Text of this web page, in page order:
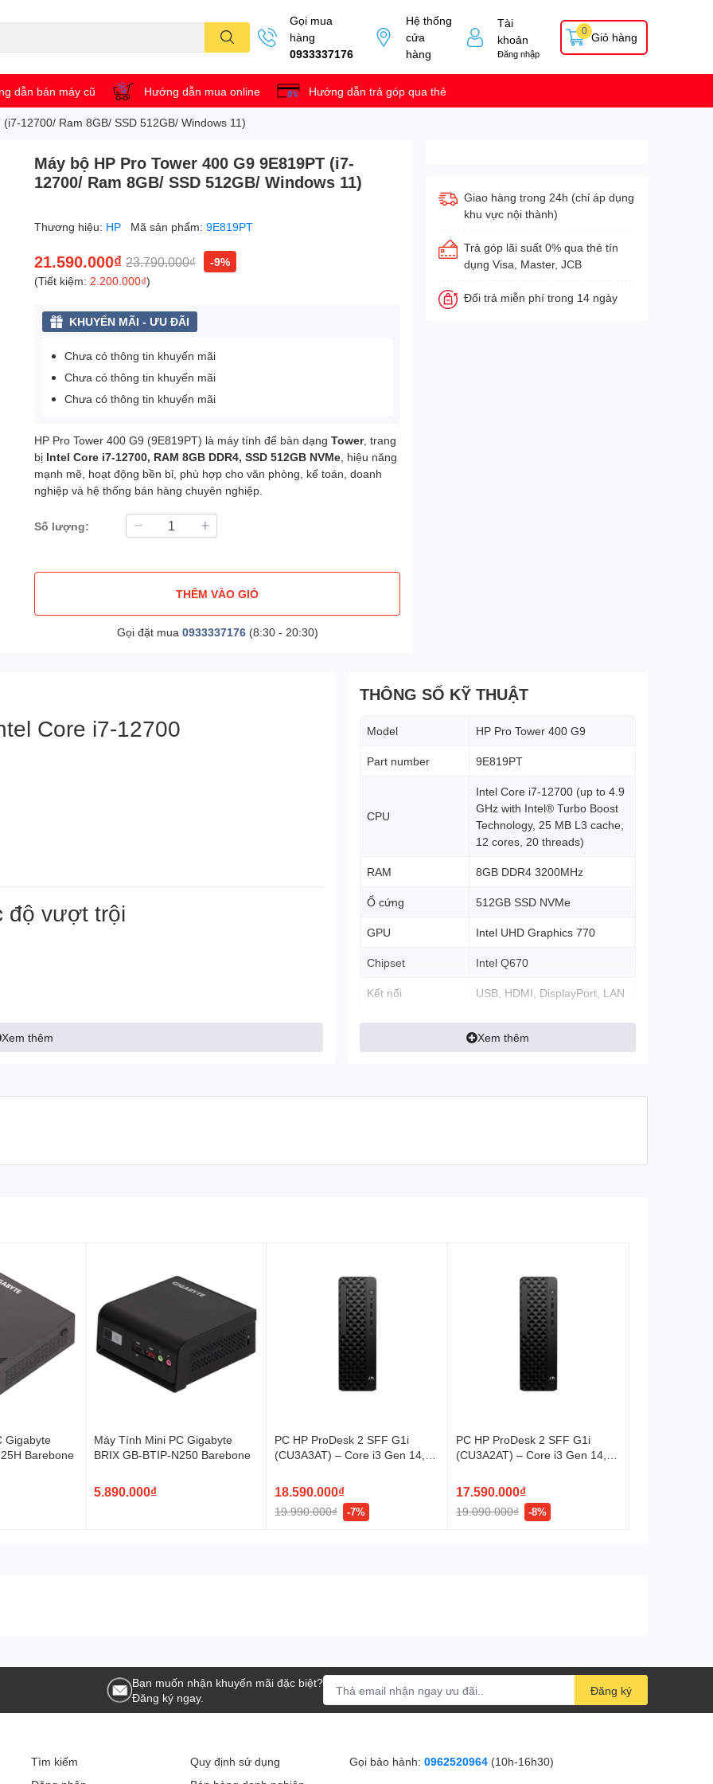
Gọi mua
hàng
0933337176
Hệ thống
cửa
hàng
Tài
khoản
Đăng nhập
Giỏ hàng
0
dẫn bán máy cũ Hướng dẫn mua online Hướng dẫn trả góp qua thẻ
12700/ Ram 8GB/ SSD 512GB/ Windows 11)
Máy bộ HP Pro Tower 400 G9 9E819PT (i7-
12700/ Ram 8GB/ SSD 512GB/ Windows 11)
Thương hiệu: HP Mã sản phẩm:9E819PT
21.590.000₫ 23.790.000₫
-9%
(Tiết kiệm: 2.200.000₫)
KHUYẾN MÃI - ƯU ĐÃI
Chưa có thông tin khuyến mãi
Chưa có thông tin khuyến mãi
Chưa có thông tin khuyến mãi
HP Pro Tower 400 G9 (9E819PT) là máy tính để bàn dạngTower, trang
bị Intel Core i7-12700, RAM 8GB DDR4, SSD 512GB NVMe , hiệu năng
mạnh mẽ, hoạt động bền bỉ, phù hợp cho văn phòng, kế toán, doanh
nghiệp và hệ thống bán hàng chuyên nghiệp.
Số lượng:
THÊM VÀO GIỎ
Gọi đặt mua 0933337176(8:30 - 20:30)
Giao hàng trong 24h (chỉ áp dụng
khu vực nội thành)
Trả góp lãi suất 0% qua thẻ tín
dụng Visa, Master, JCB
Đổi trả miễn phí trong 14 ngày
Core i7-12700
độ vượt trội
Xem thêm
THÔNG SỐ KỸ THUẬT
Model HP Pro Tower 400 G9
Part number 9E819PT
CPU
Intel Core i7-12700 (up to 4.9
GHz with Intel® Turbo Boost
Technology, 25 MB L3 cache,
12 cores, 20 threads)
RAM 8GB DDR4 3200MHz
Ổ cứng 512GB SSD NVMe
GPU Intel UHD Graphics 770
Chipset Intel Q670
Kết nối USB, HDMI, DisplayPort, LAN
Bàn phím + Chuột HP cổng
USB
Xem thêm
Gigabyte
Barebone
Máy Tính Mini PC Gigabyte
BRIX GB-BTIP-N250 Barebone
5.890.000₫
PC HP ProDesk 2 SFF G1i
(CU3A3AT) – Core i3 Gen 14,
Windows 11, nhỏ gọn, doanh
nghiệp
18.590.000₫
19.990.000₫ -7%
PC HP ProDesk 2 SFF G1i
(CU3A2AT) – Core i3 Gen 14,
Windows 11, nhỏ gọn, doanh
nghiệp
17.590.000₫
19.090.000₫ -8%
Bạn muốn nhận khuyến mãi đặc biệt?
Đăng ký ngay.
Đăng ký
Tìm kiếm
Quy định sử dụng
Gọi bảo hành: 0962520964 (10h-16h30)